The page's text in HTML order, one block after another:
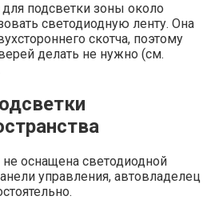
подсветки зоны около
светодиодную ленту. Она
скотча, поэтому
делать не нужно (см.
оснащена светодиодной
управления, автовладелец